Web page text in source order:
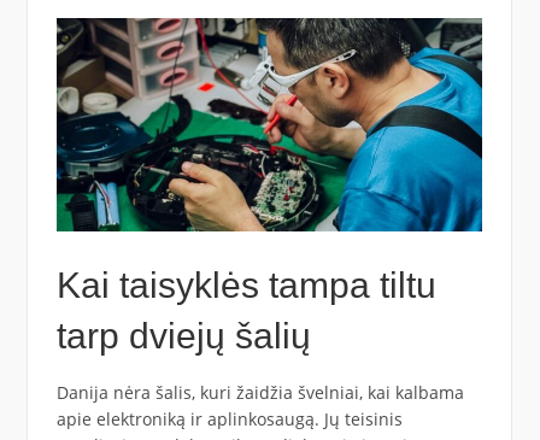
Kai taisyklės tampa tiltu
tarp dviejų šalių
Danija nėra šalis, kuri žaidžia švelniai, kai kalbama
apie elektroniką ir aplinkosaugą. Jų teisinis